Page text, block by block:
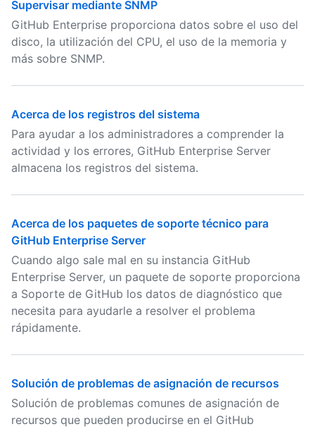
Supervisar mediante SNMP
GitHub Enterprise proporciona datos sobre el uso del
disco, la utilización del CPU, el uso de la memoria y
más sobre SNMP.
Acerca de los registros del sistema
Para ayudar a los administradores a comprender la
actividad y los errores, GitHub Enterprise Server
almacena los registros del sistema.
Acerca de los paquetes de soporte técnico para
GitHub Enterprise Server
Cuando algo sale mal en su instancia GitHub
Enterprise Server, un paquete de soporte proporciona
a Soporte de GitHub los datos de diagnóstico que
necesita para ayudarle a resolver el problema
rápidamente.
Solución de problemas de asignación de recursos
Solución de problemas comunes de asignación de
recursos que pueden producirse en el GitHub